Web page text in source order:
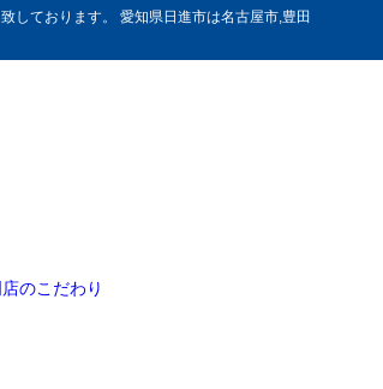
しております。 愛知県日進市は名古屋市,豊田
のこだわり